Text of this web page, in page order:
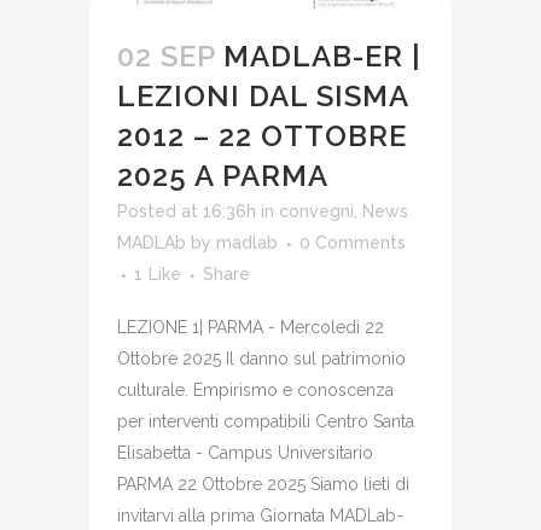
02 SEP MADLAB-ER |
LEZIONI DAL SISMA
2012 – 22 OTTOBRE
2025 A PARMA
Posted at 16:36h in convegni
News
MADLAb by madlab
0 Comments
1
Like Share
LEZIONE 1| PARMA - Mercoledì 22
Ottobre 2025 Il danno sul patrimonio
culturale. Empirismo e conoscenza
per interventi compatibili Centro Santa
Elisabetta - Campus Universitario
PARMA 22 Ottobre 2025 Siamo lieti di
invitarvi alla prima Giornata MADLab-